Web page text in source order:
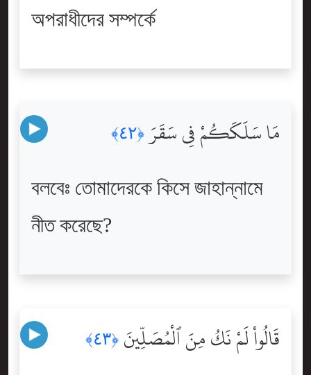
অপরাধীদের সম্পর্কে
مَا سَلَكَكُمْ فِى سَقَرَ﴿٤٢﴾
বলবেঃ তোমাদেরকে কিসে জাহান্নামে
নীত করেছে?
قَالُواْ لَمْ نَكُ مِنَ ٱلْمُصَلِّينَ ﴿٤٣﴾